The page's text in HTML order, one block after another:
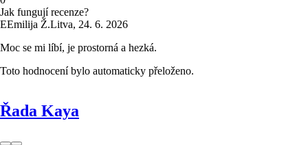
Jak fungují recenze?
EEmilija Ž.Litva, 24. 6. 2026
Moc se mi líbí, je prostorná a hezká.
Toto hodnocení bylo automaticky přeloženo.
Řada Kaya